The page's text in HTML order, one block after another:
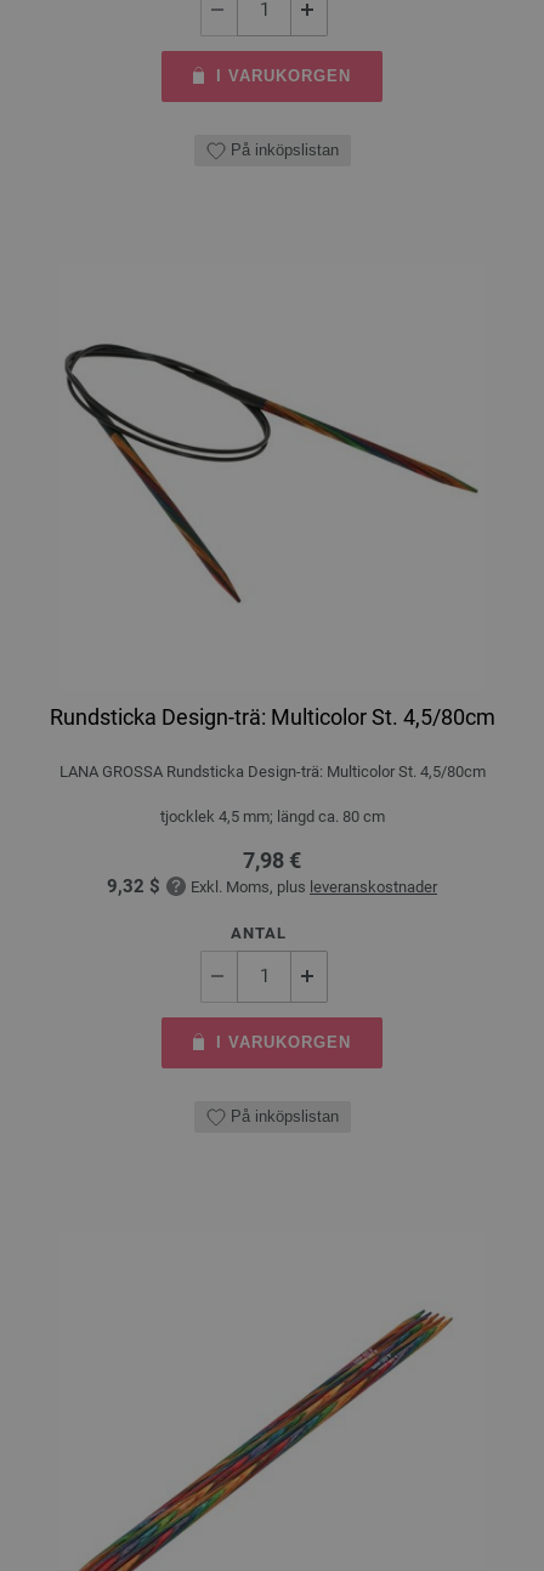
I VARUKORGEN
På inköpslistan
Rundsticka Design-trä: Multicolor St. 4,5/80cm
LANA GROSSA Rundsticka Design-trä: Multicolor St. 4,5/80cm
tjocklek 4,5 mm; längd ca. 80 cm
7,98 €
9,32 $ Exkl. Moms, plus leveranskostnader
ANTAL
I VARUKORGEN
På inköpslistan